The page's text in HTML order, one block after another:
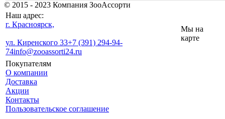
© 2015 - 2023 Компания ЗооАссорти
Наш адрес:
г. Красноярск,
ул. Киренского 33+7 (391) 294-94-
74info@zooassorti24.ru
Мы на
карте
Покупателям
О компании
Доставка
Акции
Контакты
Пользовательское соглашение